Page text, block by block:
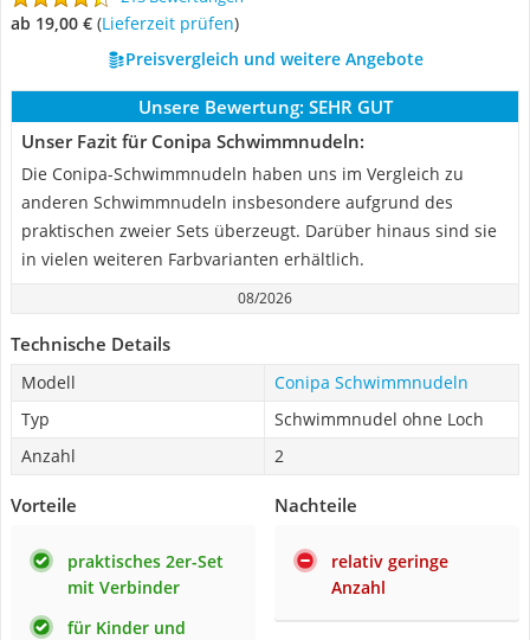
ab 19,00 € (Lieferzeit prüfen)
Preisvergleich und weitere Angebote
Unsere Bewertung: SEHR GUT
Unser Fazit für Conipa Schwimmnudeln:
Die Conipa-Schwimmnudeln haben uns im Vergleich zu
anderen Schwimmnudeln insbesondere aufgrund des
praktischen zweier Sets überzeugt. Darüber hinaus sind sie
in vielen weiteren Farbvarianten erhältlich.
08/2026
Technische Details
Modell
Conipa Schwimmnudeln
Typ
Schwimmnudel ohne Loch
Anzahl
2
Vorteile
praktisches 2er-Set
mit Verbinder
für Kinder und
Nachteile
relativ geringe
Anzahl